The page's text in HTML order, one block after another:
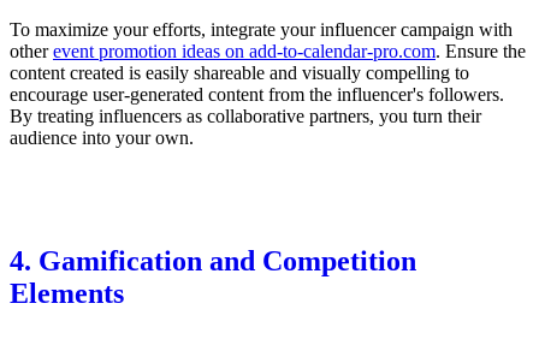
To maximize your efforts, integrate your influencer campaign with
otherevent promotion ideas on add-to-calendar-pro.com. Ensure the
content created is easily shareable and visually compelling to
encourage user-generated content from the influencer's followers.
By treating influencers as collaborative partners, you turn their
audience into your own.
4. Gamification and Competition
Elements